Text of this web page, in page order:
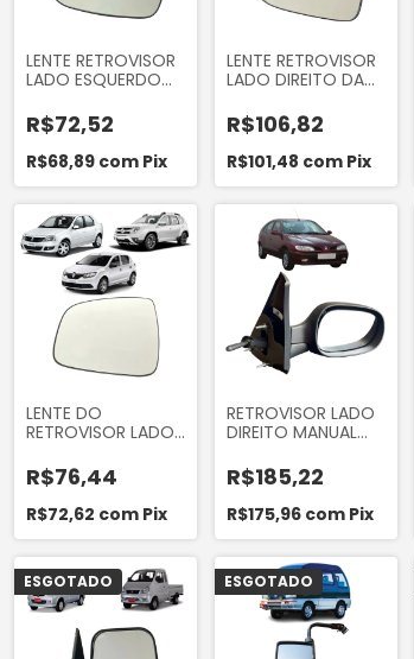
LENTE RETROVISOR
LADO ESQUERDO
R$72,52
R$68,89 com Pix
LENTE RETROVISOR
LADO DIREITO DA
2015
R$106,82
R$101,48 com Pix
LENTE DO
RETROVISOR LADO
SANDERO, LOGAN E
DUSTER
R$76,44
R$72,62 com Pix
RETROVISOR LADO
DIREITO MANUAL
1999
R$185,22
R$175,96 com Pix
ESGOTADO ESGOTADO